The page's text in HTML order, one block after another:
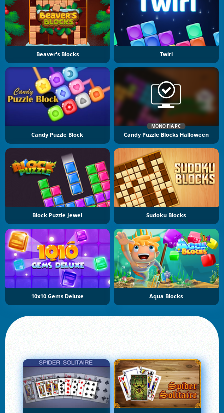
Beaver's Blocks Twirl
Candy Puzzle Block
ΜΌΝΟ ΓΙΑ PC
Candy Puzzle Blocks Halloween
Block Puzzle Jewel Sudoku Blocks
10x10 Gems Deluxe Aqua Blocks